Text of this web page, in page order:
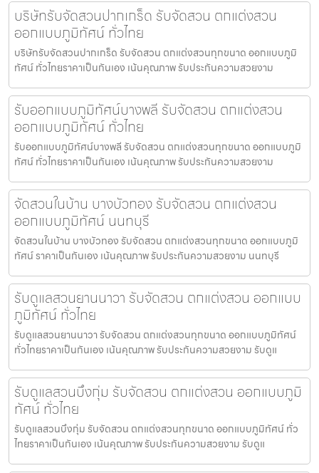
บริษัทรับจัดสวนปากเกร็ด รับจัดสวน ตกแต่งสวน
ออกแบบภูมิทัศน์ ทั่วไทย
บริษัทรับจัดสวนปากเกร็ด รับจัดสวน ตกแต่งสวนทุกขนาด ออกแบบภูมิ
ทัศน์ ทั่วไทยราคาเป็นกันเอง เน้นคุณภาพ รับประกันความสวยงาม
รับออกแบบภูมิทัศน์บางพลี รับจัดสวน ตกแต่งสวน
ออกแบบภูมิทัศน์ ทั่วไทย
รับออกแบบภูมิทัศน์บางพลี รับจัดสวน ตกแต่งสวนทุกขนาด ออกแบบภูมิ
ทัศน์ ทั่วไทยราคาเป็นกันเอง เน้นคุณภาพ รับประกันความสวยงาม
จัดสวนในบ้าน บางบัวทอง รับจัดสวน ตกแต่งสวน
ออกแบบภูมิทัศน์ นนทบุรี
จัดสวนในบ้าน บางบัวทอง รับจัดสวน ตกแต่งสวนทุกขนาด ออกแบบภูมิ
ทัศน์ ราคาเป็นกันเอง เน้นคุณภาพ รับประกันความสวยงาม นนทบุรี
รับดูแลสวนยานนาวา รับจัดสวน ตกแต่งสวน ออกแบบ
ภูมิทัศน์ ทั่วไทย
รับดูแลสวนยานนาวา รับจัดสวน ตกแต่งสวนทุกขนาด ออกแบบภูมิทัศน์
ทั่วไทยราคาเป็นกันเอง เน้นคุณภาพ รับประกันความสวยงาม รับดูแ
รับดูแลสวนบึงกุ่ม รับจัดสวน ตกแต่งสวน ออกแบบภูมิ
ทัศน์ ทั่วไทย
รับดูแลสวนบึงกุ่ม รับจัดสวน ตกแต่งสวนทุกขนาด ออกแบบภูมิทัศน์ ทั่ว
ไทยราคาเป็นกันเอง เน้นคุณภาพ รับประกันความสวยงาม รับดูแ